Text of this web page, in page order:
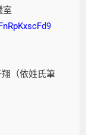
室
（依姓氏筆